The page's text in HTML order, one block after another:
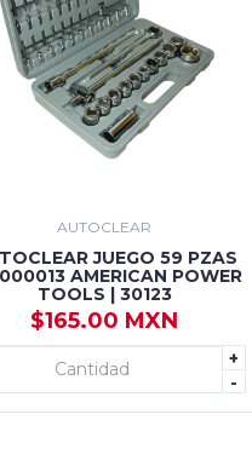
AUTOCLEAR
JUEGO 59 PZAS
AMERICAN POWER
TOOLS | 30123
$165.00 MXN
+
-
+ AGREGAR